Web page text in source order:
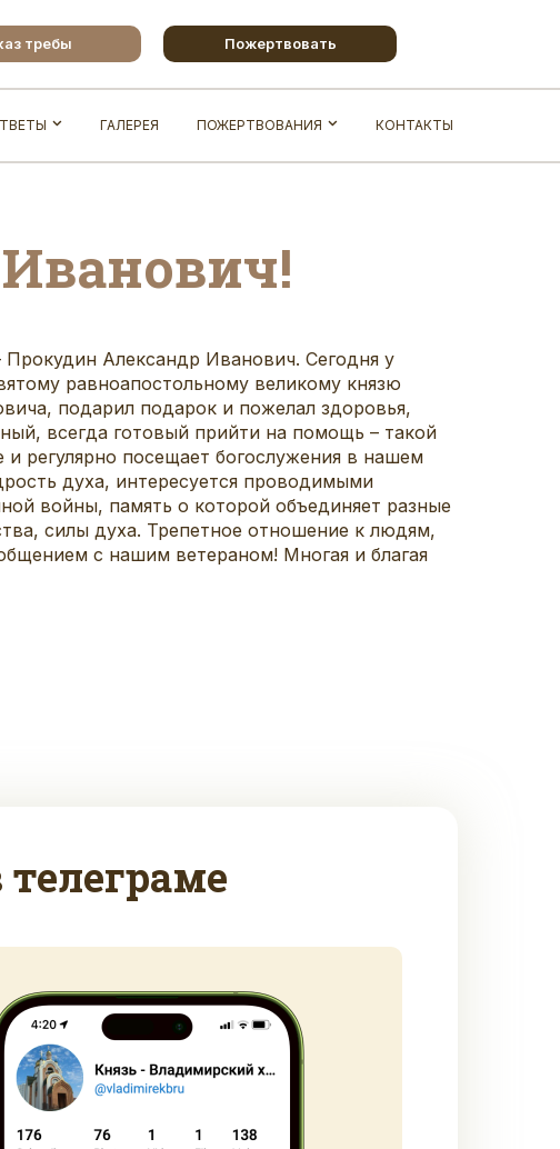
требы Пожертвовать
ГАЛЕРЕЯ ПОЖЕРТВОВАНИЯ КОНТАКТЫ
Александр Иванович. Сегодня у
равноапостольному великому князю
подарил подарок и пожелал здоровья,
всегда готовый прийти на помощь – такой
регулярно посещает богослужения в нашем
духа, интересуется проводимыми
войны, память о которой объединяет разные
силы духа. Трепетное отношение к людям,
с нашим ветераном! Многая и благая